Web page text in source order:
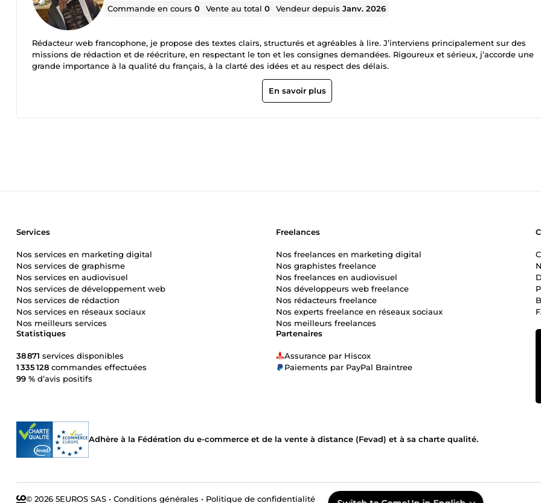
Commande en cours0 Vente au total0 Vendeur depuisJanv. 2026
Rédacteur web francophone, je propose des textes clairs, structurés et agréables à lire. J’interviens principalement sur des
missions de rédaction et de réécriture, en respectant le ton et les consignes demandées. Rigoureux et sérieux, j’accorde une
grande importance à la qualité du français, à la clarté des idées et au respect des délais.
En savoir plus
Partenaires
Assurance par Hiscox
Paiements par PayPal Braintree
Statistiques
38 871 services disponibles
1 335 128 commandes effectuées
99 % d’avis positifs
Services
Nos services en marketing digital
Nos services de graphisme
Nos services en audiovisuel
Nos services de développement web
Nos services de rédaction
Nos services en réseaux sociaux
Nos meilleurs services
Freelances
Nos freelances en marketing digital
Nos graphistes freelance
Nos freelances en audiovisuel
Nos développeurs web freelance
Nos rédacteurs freelance
Nos experts freelance en réseaux sociaux
Nos meilleurs freelances
Adhère à la Fédération du e-commerce et de la vente à distance (Fevad) et à sa charte qualité.
© 2026 5EUROS SAS • Conditions générales • Politique de confidentialité